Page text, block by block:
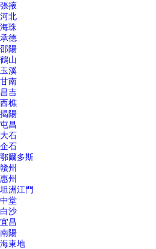
張掖
河北
海珠
承德
邵陽
鶴山
玉溪
甘南
昌吉
西樵
揭陽
屯昌
大石
企石
鄂爾多斯
贛州
惠州
坦洲江門
中堂
白沙
宜昌
南陽
海東地